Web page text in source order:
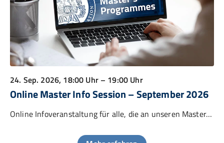
24. Sep. 2026, 18:00 Uhr – 19:00 Uhr
Online Master Info Session – September 2026
Online Infoveranstaltung für alle, die an unseren Master-Studiengängen interessiert sind